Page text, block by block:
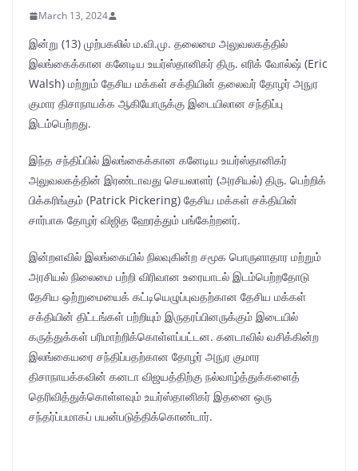
March 13, 2024
இன்று (13) முற்பகலில் ம.வி.மு. தலைமை அலுவலகத்தில்
இலங்கைக்கான கனேடிய உயர்ஸ்தானிகர் திரு. எரிக் வோல்ஷ் (Eric
Walsh) மற்றும் தேசிய மக்கள் சக்தியின் தலைவர் தோழர் அநுர
குமார திசாநாயக்க ஆகியோருக்கு இடையிலான சந்திப்பு
இடம்பெற்றது.
இந்த சந்திப்பில் இலங்கைக்கான கனேடிய உயர்ஸ்தானிகர்
அலுவலகத்தின் இரண்டாவது செயலாளர் (அரசியல்) திரு. பெற்றிக்
பிக்கரிங்கும் (Patrick Pickering) தேசிய மக்கள் சக்தியின்
சார்பாக தோழர் விஜித ஹேரத்தும் பங்கேற்றனர்.
இன்றளவில் இலங்கையில் நிலவுகின்ற சமூக பொருளாதார மற்றும்
அரசியல் நிலைமை பற்றி விரிவான உரையாடல் இடம்பெற்றதோடு
தேசிய ஒற்றுமையைக் கட்டியெழுப்புவதற்கான தேசிய மக்கள்
சக்தியின் திட்டங்கள் பற்றியும் இருதரப்பினருக்கும் இடையில்
கருத்துக்கள் பரிமாற்றிக்கொள்ளப்பட்டன. கனடாவில் வசிக்கின்ற
இலங்கையரை சந்திப்பதற்கான தோழர் அநுர குமார
திசாநாயக்கவின் கனடா விஜயத்திற்கு நல்வாழ்த்துக்களைத்
தெரிவித்துக்கொள்ளவும் உயர்ஸ்தானிகர் இதனை ஒரு
சந்தர்ப்பமாகப் பயன்படுத்திக்கொண்டார்.